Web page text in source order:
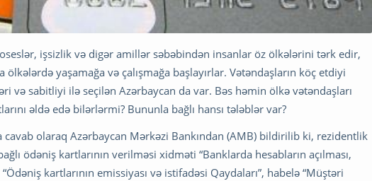
işsizlik və digər amillər səbəbindən insanlar öz ölkələrini tərk edir,
yaşamağa və çalışmağa başlayırlar. Vətəndaşların köç etdiyi
və sabitliyi ilə seçilən Azərbaycan da var. Bəs həmin ölkə vətəndaşları
əldə edə bilərlərmi? Bununla bağlı hansı tələblər var?
cavab olaraq Azərbaycan Mərkəzi Bankından (AMB) bildirilib ki, rezidentlik
ödəniş kartlarının verilməsi xidməti “Banklarda hesabların açılması,
kartlarının emissiyası və istifadəsi Qaydaları”, habelə “Müştəri